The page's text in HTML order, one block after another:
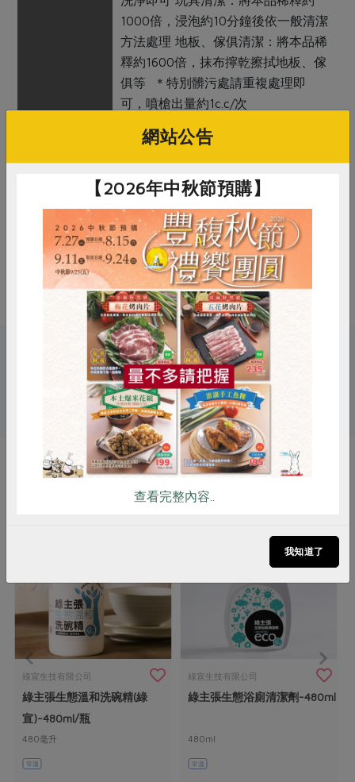
1000倍，浸泡約10分鐘後依一般清潔
方法處理 地板、傢俱清潔：將本品稀
釋約1600倍，抹布擰乾擦拭地板、傢
俱等 ＊特別髒污處請重複處理即
可，噴槍出量約1c.c/次
1. 膚質敏感者或長時間接觸請戴手套
2. 若不慎接觸眼睛時，立即以大量清
水沖洗並儘速送醫 3. 避免兒童取拿；
若不慎誤食，立即飲用大量清水並儘
速送醫 4. 遠離火源，避免陽光直射
備註/
其他標示
用途: 日常用品清潔 僅供外用
關鍵字
# 清潔劑
你可能有興趣的產品
綠宣生技有限公司
綠主張生態溫和洗碗精(綠
宣)-480ml/瓶
480毫升
常溫
綠宣生技有限公司
綠主張生態浴廁清潔劑-480ml
480ml
常溫
RPET 食譜 減硝酸鹽
雞蛋 食安 共同購買
網站公告
【2026年中秋節預購】
查看完整內容..
我知道了